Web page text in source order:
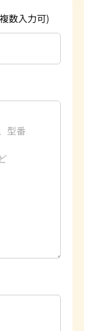
などのご売却をお考
ください。お客様の
るよう、査定員一
いります。 改めて、
うございました。お
上げております。
門の査定具を完備し
査定が可能です。 気
からやをご利用くだ
数入力可)